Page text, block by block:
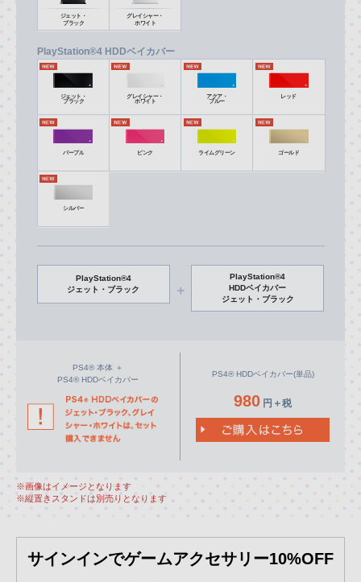
ジェット・
ブラック
グレイシャー・
ホワイト
PlayStation®4 HDDベイカバー
ジェット・
ブラック
グレイシャー・
ホワイト
アクア・
ブルー
レッド
パープル ピンク ライムグリーン ゴールド
シルバー
PlayStation®4
ジェット・ブラック
＋
PlayStation®4
HDDベイカバー
ジェット・ブラック
PS4® 本体 ＋
PS4® HDDベイカバー
PS4® HDDベイカバー(単品)
980 円＋税
※画像はイメージとなります
※縦置きスタンドは別売りとなります
サインインでゲームアクセサリー10%OFF